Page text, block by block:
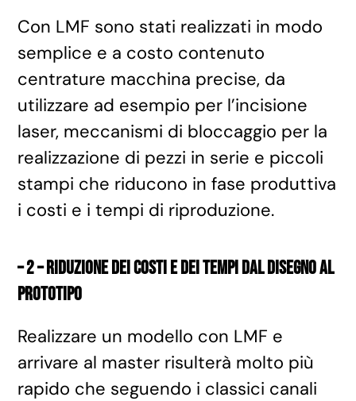
Con LMF sono stati realizzati in modo
semplice e a costo contenuto
centrature macchina precise, da
utilizzare ad esempio per l’incisione
laser, meccanismi di bloccaggio per la
realizzazione di pezzi in serie e piccoli
stampi che riducono in fase produttiva
i costi e i tempi di riproduzione.
– 2 – riduzione dei costi e dei tempi dal disegno al
prototipo
Realizzare un modello con LMF e
arrivare al master risulterà molto più
rapido che seguendo i classici canali